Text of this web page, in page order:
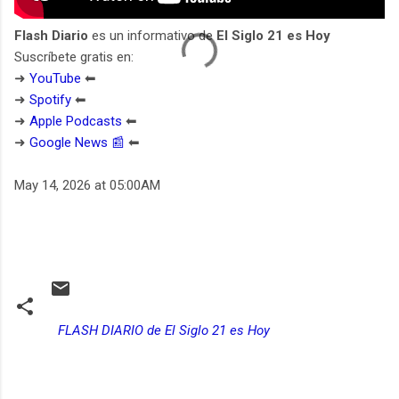
Flash Diario es un informativo de El Siglo 21 es Hoy
Suscríbete gratis en:
➜ YouTube ⬅︎
➜ Spotify ⬅︎
➜ Apple Podcasts ⬅︎
➜ Google News 📰 ⬅︎
May 14, 2026 at 05:00AM
FLASH DIARIO de El Siglo 21 es Hoy